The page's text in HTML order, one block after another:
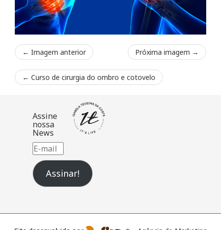
← Imagem anterior Próxima imagem →
← Curso de cirurgia do ombro e cotovelo
Assine
nossa
News
E-
mail
Assinar!